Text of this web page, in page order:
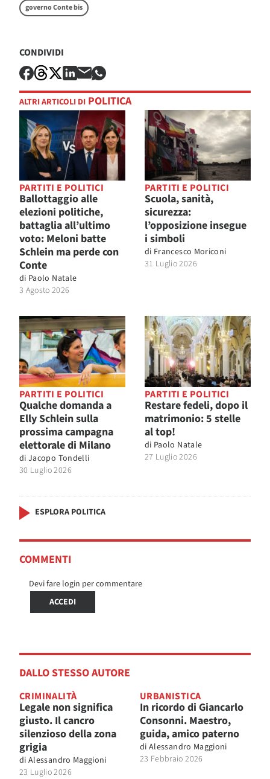
governo Conte bis
CONDIVIDI
ALTRI ARTICOLI DI POLITICA
PARTITI E POLITICI
Ballottaggio alle
elezioni politiche,
battaglia all’ultimo
voto: Meloni batte
Schlein ma perde con
Conte
di Paolo Natale
3 Agosto 2026
PARTITI E POLITICI
Scuola, sanità,
sicurezza:
l’opposizione insegue
i simboli
di Francesco Moriconi
31 Luglio 2026
PARTITI E POLITICI
Qualche domanda a
Elly Schlein sulla
prossima campagna
elettorale di Milano
di Jacopo Tondelli
30 Luglio 2026
PARTITI E POLITICI
Restare fedeli, dopo il
matrimonio: 5 stelle
al top!
di Paolo Natale
27 Luglio 2026
ESPLORA POLITICA
COMMENTI
Devi fare login per commentare
ACCEDI
DALLO STESSO AUTORE
CRIMINALITÀ
Legale non significa
giusto. Il cancro
silenzioso della zona
grigia
di Alessandro Maggioni
23 Luglio 2026
URBANISTICA
In ricordo di Giancarlo
Consonni. Maestro,
guida, amico paterno
di Alessandro Maggioni
23 Febbraio 2026